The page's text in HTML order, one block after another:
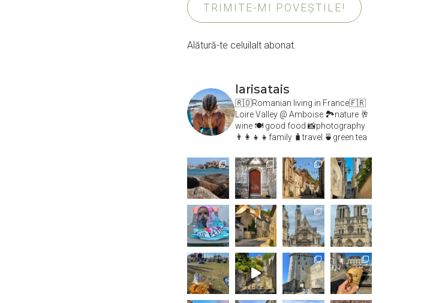
TRIMITE-MI POVEȘTILE!
Alătură-te celuilalt abonat.
larisatais
🇷🇴Romanian living in France🇫🇷
Loire Valley @ Amboise 🏞️nature 🥂
wine 🍽 good food 📸photography
👨‍👩‍👧‍👧family 🧳travel 🍵green tea